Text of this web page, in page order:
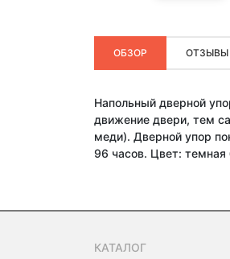
ОБЗОР ОТЗЫВЫ
Напольный дверной
движение двери, тем
меди). Дверной упор
96 часов. Цвет: темная
КАТАЛОГ